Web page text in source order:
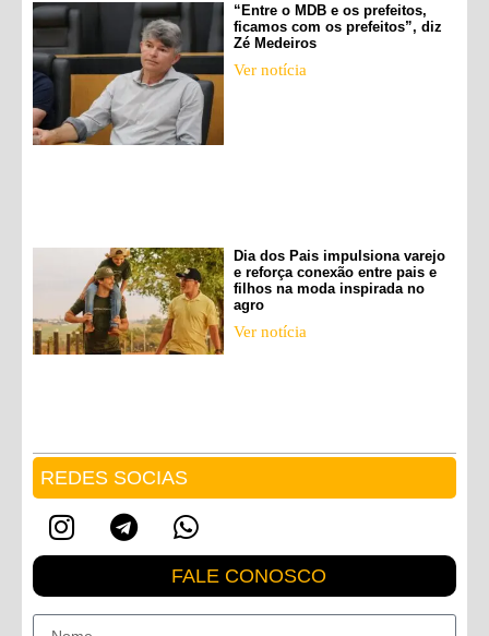
“Entre o MDB e os prefeitos,
ficamos com os prefeitos”, diz
Zé Medeiros
Ver notícia
Dia dos Pais impulsiona varejo
e reforça conexão entre pais e
filhos na moda inspirada no
agro
Ver notícia
REDES SOCIAS
FALE CONOSCO